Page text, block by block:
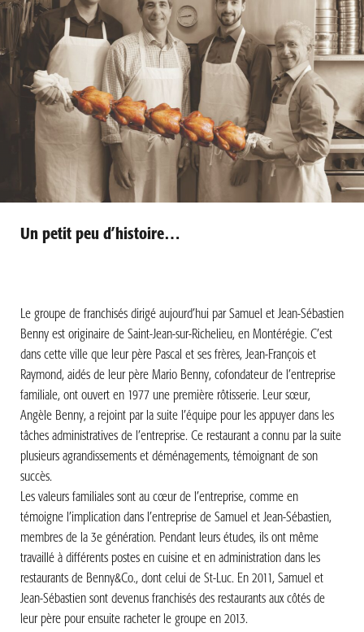
Un petit peu d’histoire…
Le groupe de franchisés dirigé aujourd’hui par Samuel et Jean-Sébastien
Benny est originaire de Saint-Jean-sur-Richelieu, en Montérégie. C’est
dans cette ville que leur père Pascal et ses frères, Jean-François et
Raymond, aidés de leur père Mario Benny, cofondateur de l’entreprise
familiale, ont ouvert en 1977 une première rôtisserie. Leur sœur,
Angèle Benny, a rejoint par la suite l’équipe pour les appuyer dans les
tâches administratives de l’entreprise. Ce restaurant a connu par la suite
plusieurs agrandissements et déménagements, témoignant de son
succès.
Les valeurs familiales sont au cœur de l’entreprise, comme en
témoigne l’implication dans l’entreprise de Samuel et Jean-Sébastien,
membres de la 3e génération. Pendant leurs études, ils ont même
travaillé à différents postes en cuisine et en administration dans les
restaurants de Benny&Co., dont celui de St-Luc. En 2011, Samuel et
Jean-Sébastien sont devenus franchisés des restaurants aux côtés de
leur père pour ensuite racheter le groupe en 2013.